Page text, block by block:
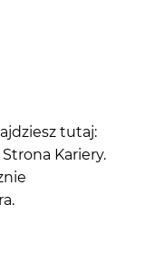
tutaj:
Kariery.